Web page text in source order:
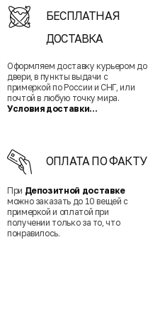
БЕСПЛАТНАЯ
ДОСТАВКА
Оформляем доставку курьером до
двери, в пункты выдачи с
примеркой по России и СНГ, или
почтой в любую точку мира.
Условия доставки...
ОПЛАТА ПО ФАКТУ
При Депозитной доставке
можно заказать до 10 вещей с
примеркой и оплатой при
получении только за то, что
понравилось.